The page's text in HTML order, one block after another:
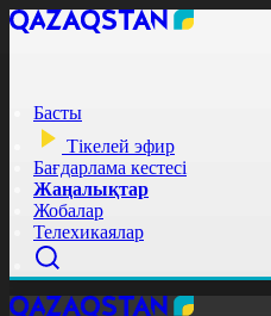
Басты
Тікелей эфир
Бағдарлама кестесі
Жаңалықтар
Жобалар
Телехикаялар